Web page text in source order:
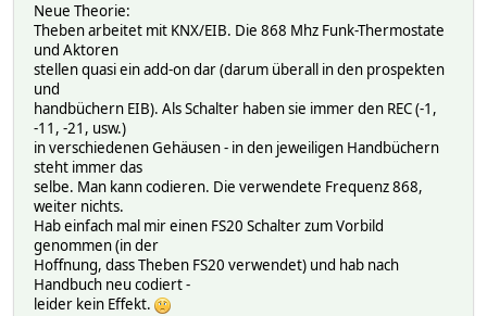
Neue Theorie:
Theben arbeitet mit KNX/EIB. Die 868 Mhz Funk-Thermostate
und Aktoren
stellen quasi ein add-on dar (darum überall in den prospekten
und
handbüchern EIB). Als Schalter haben sie immer den REC (-1,
-11, -21, usw.)
in verschiedenen Gehäusen - in den jeweiligen Handbüchern
steht immer das
selbe. Man kann codieren. Die verwendete Frequenz 868,
weiter nichts.
Hab einfach mal mir einen FS20 Schalter zum Vorbild
genommen (in der
Hoffnung, dass Theben FS20 verwendet) und hab nach
Handbuch neu codiert -
leider kein Effekt.